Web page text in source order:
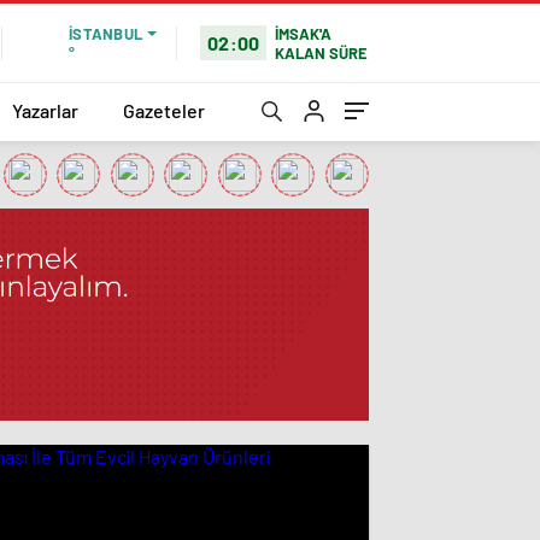
İSTANBUL
°
02:00
İMSAK'A
KALAN SÜRE
Yazarlar Gazeteler